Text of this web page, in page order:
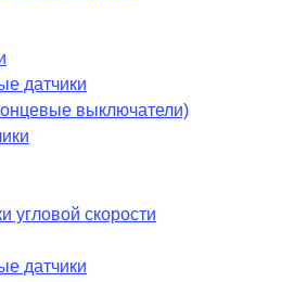
датчики
выключатели)
угловой скорости
датчики